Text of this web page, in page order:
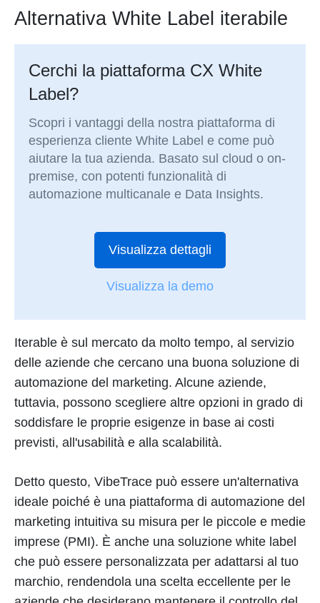
Alternativa White Label iterabile
Cerchi la piattaforma CX White
Label?
Scopri i vantaggi della nostra piattaforma di
esperienza cliente White Label e come può
aiutare la tua azienda. Basato sul cloud o on-
premise, con potenti funzionalità di
automazione multicanale e Data Insights.
Visualizza dettagli
Visualizza la demo
Iterable è sul mercato da molto tempo, al servizio
delle aziende che cercano una buona soluzione di
automazione del marketing. Alcune aziende,
tuttavia, possono scegliere altre opzioni in grado di
soddisfare le proprie esigenze in base ai costi
previsti, all'usabilità e alla scalabilità.
Detto questo, VibeTrace può essere un'alternativa
ideale poiché è una piattaforma di automazione del
marketing intuitiva su misura per le piccole e medie
imprese (PMI). È anche una soluzione white label
che può essere personalizzata per adattarsi al tuo
marchio, rendendola una scelta eccellente per le